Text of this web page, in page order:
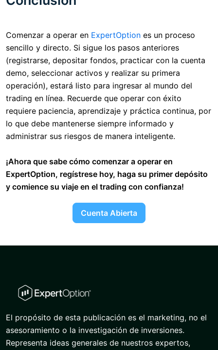
Comenzar a operar en ExpertOption es un proceso
sencillo y directo. Si sigue los pasos anteriores
(registrarse, depositar fondos, practicar con la cuenta
demo, seleccionar activos y realizar su primera
operación), estará listo para ingresar al mundo del
trading en línea. Recuerde que operar con éxito
requiere paciencia, aprendizaje y práctica continua, por
lo que debe mantenerse siempre informado y
administrar sus riesgos de manera inteligente.
¡Ahora que sabe cómo comenzar a operar en
ExpertOption, regístrese hoy, haga su primer depósito
y comience su viaje en el trading con confianza!
Cuenta Abierta
El propósito de esta publicación es el marketing, no el
asesoramiento o la investigación de inversiones.
Representa ideas generales de nuestros expertos,